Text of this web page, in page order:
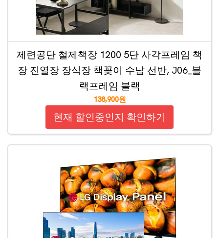
제련공단 철제책장 1200 5단 사각프레임 책
장 진열장 장식장 책꽂이 수납 선반, J06_블
랙프레임 블랙
138,900원
현재 할인중인지 확인하기